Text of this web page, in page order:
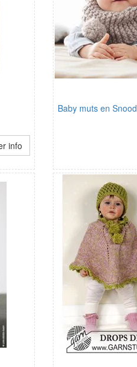
info
Baby muts en Snood